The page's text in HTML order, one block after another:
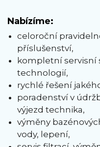
Nabízíme:
celoroční
příslušenství,
kompletní servisní
technologií,
rychlé řešení
poradenství v
výjezd technika,
výměny
vody, lepení,